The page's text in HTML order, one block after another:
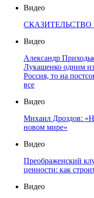
Видео
СКАЗИТЕЛЬСТВО
Видео
Александр
Лукашенко одним
Россия, то на
все
Видео
Михаил Дроздов:
новом мире»
Видео
Преображенский
ценности: как
Видео